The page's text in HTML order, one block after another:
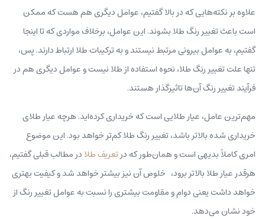
علاوه بر نکته‌هایی که در بالا گفتیم، عوامل دیگری هم هست که ممکن
است باعث تغییر رنگ طلا بشوند. این عوامل، برخلاف مواردی که تا اینجا
گفتیم، به عوامل بیرونی مرتبط نیستند و به ترکیبات طلا ارتباط دارند. پس،
تنها علت تغییر رنگ طلا، نحوه استفاده از طلا نیست و عوامل دیگری هم در
فرآیند تغییر رنگ آن‌‌ها تاثیرگذار هستند.
مهم‌ترین عامل، عیار طلایی است که خریداری کرده‌اید. هرچه عیار طلای
خریداری شده بالاتر باشد، تغییر رنگ طلا کم‌تر خواهد بود. این موضوع
امری کاملاً بدیهی است و همان‌طور که درتعریف طلا در مطالب قبلی گفتیم،
هرقدر عیار طلا بالاتر برود، خلوص آن نیز بیشتر خواهد شد و کیفیت بهتری
خواهد داشت یعنی دوام و مقاومت بیشتری را نسبت به عوامل تغییر رنگ از
خود نشان می‌دهد.